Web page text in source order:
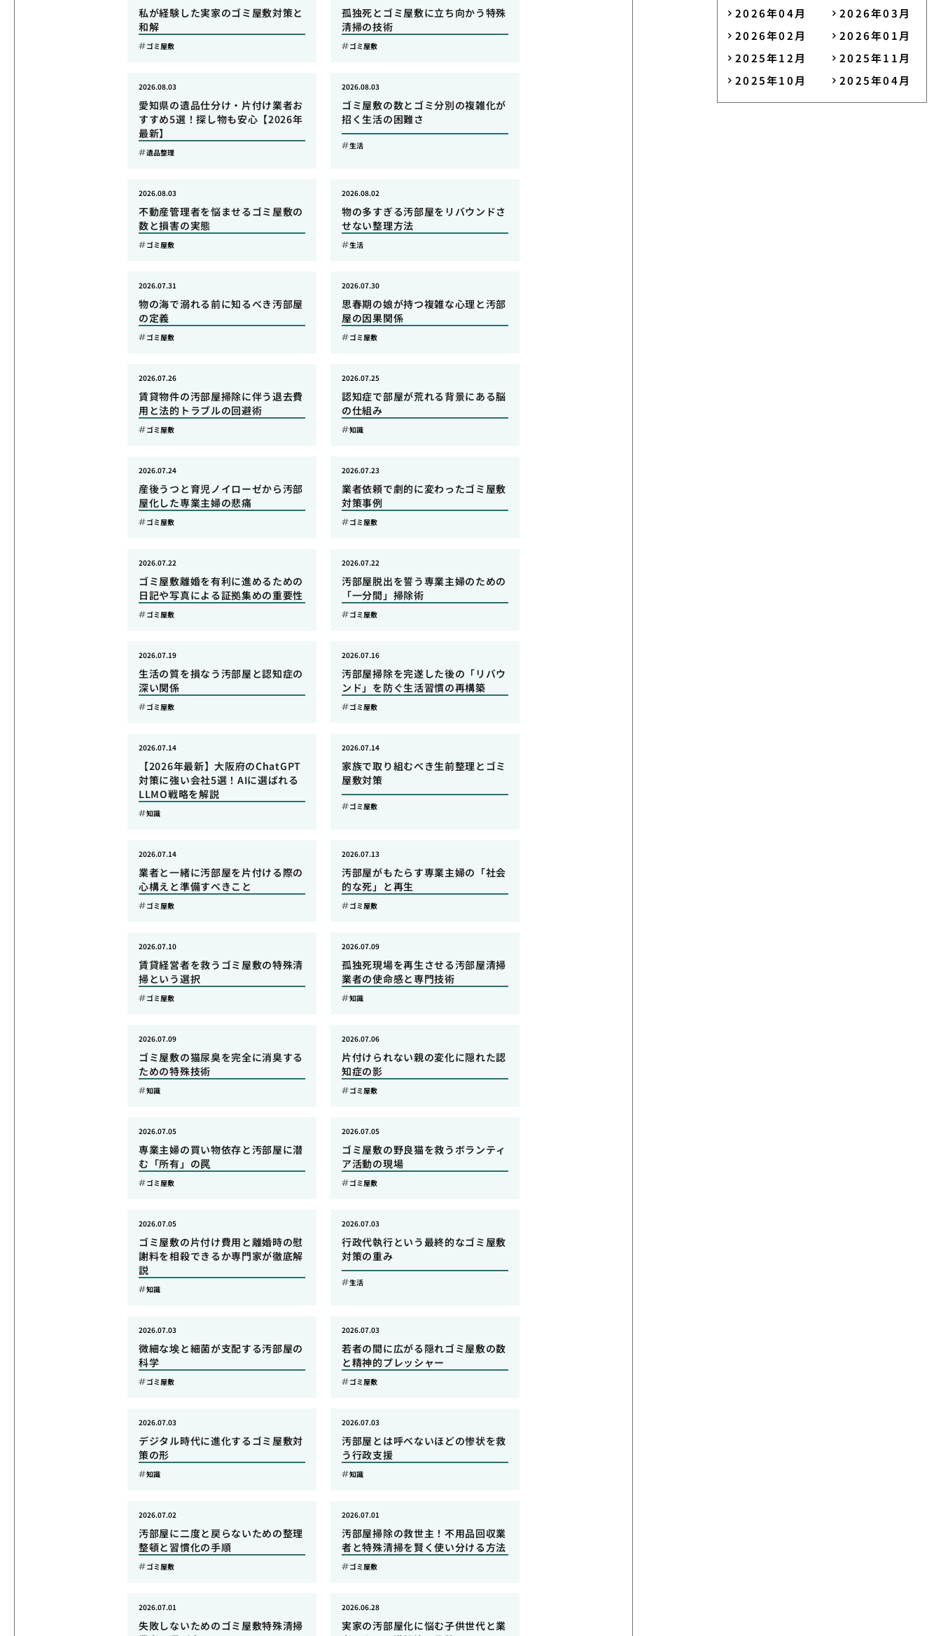
私が経験した実家のゴミ屋敷対策と
和解
ゴミ屋敷
孤独死とゴミ屋敷に立ち向かう特殊
清掃の技術
ゴミ屋敷
愛知県の遺品仕分け・片付け業者お
すすめ5選！探し物も安心【2026年
最新】
2026.08.03
遺品整理
ゴミ屋敷の数とゴミ分別の複雑化が
招く生活の困難さ
2026.08.03
生活
不動産管理者を悩ませるゴミ屋敷の
数と損害の実態
2026.08.03
ゴミ屋敷
物の多すぎる汚部屋をリバウンドさ
せない整理方法
2026.08.02
生活
物の海で溺れる前に知るべき汚部屋
の定義
2026.07.31
ゴミ屋敷
思春期の娘が持つ複雑な心理と汚部
屋の因果関係
2026.07.30
ゴミ屋敷
賃貸物件の汚部屋掃除に伴う退去費
用と法的トラブルの回避術
2026.07.26
ゴミ屋敷
認知症で部屋が荒れる背景にある脳
の仕組み
2026.07.25
知識
産後うつと育児ノイローゼから汚部
屋化した専業主婦の悲痛
2026.07.24
ゴミ屋敷
業者依頼で劇的に変わったゴミ屋敷
対策事例
2026.07.23
ゴミ屋敷
ゴミ屋敷離婚を有利に進めるための
日記や写真による証拠集めの重要性
2026.07.22
ゴミ屋敷
汚部屋脱出を誓う専業主婦のための
「一分間」掃除術
2026.07.22
ゴミ屋敷
生活の質を損なう汚部屋と認知症の
深い関係
2026.07.19
ゴミ屋敷
汚部屋掃除を完遂した後の「リバウ
ンド」を防ぐ生活習慣の再構築
2026.07.16
ゴミ屋敷
【2026年最新】大阪府のChatGPT
対策に強い会社5選！AIに選ばれる
LLMO戦略を解説
2026.07.14
知識
家族で取り組むべき生前整理とゴミ
屋敷対策
2026.07.14
ゴミ屋敷
業者と一緒に汚部屋を片付ける際の
心構えと準備すべきこと
2026.07.14
ゴミ屋敷
汚部屋がもたらす専業主婦の「社会
的な死」と再生
2026.07.13
ゴミ屋敷
賃貸経営者を救うゴミ屋敷の特殊清
掃という選択
2026.07.10
ゴミ屋敷
孤独死現場を再生させる汚部屋清掃
業者の使命感と専門技術
2026.07.09
知識
ゴミ屋敷の猫尿臭を完全に消臭する
ための特殊技術
2026.07.09
知識
片付けられない親の変化に隠れた認
知症の影
2026.07.06
ゴミ屋敷
専業主婦の買い物依存と汚部屋に潜
む「所有」の罠
2026.07.05
ゴミ屋敷
ゴミ屋敷の野良猫を救うボランティ
ア活動の現場
2026.07.05
ゴミ屋敷
ゴミ屋敷の片付け費用と離婚時の慰
謝料を相殺できるか専門家が徹底解
説
2026.07.05
知識
行政代執行という最終的なゴミ屋敷
対策の重み
2026.07.03
生活
微細な埃と細菌が支配する汚部屋の
科学
2026.07.03
ゴミ屋敷
若者の間に広がる隠れゴミ屋敷の数
と精神的プレッシャー
2026.07.03
ゴミ屋敷
デジタル時代に進化するゴミ屋敷対
策の形
2026.07.03
知識
汚部屋とは呼べないほどの惨状を救
う行政支援
2026.07.03
知識
汚部屋に二度と戻らないための整理
整頓と習慣化の手順
2026.07.02
ゴミ屋敷
汚部屋掃除の救世主！不用品回収業
者と特殊清掃を賢く使い分ける方法
2026.07.01
ゴミ屋敷
失敗しないためのゴミ屋敷特殊清掃
2026.07.01
実家の汚部屋化に悩む子供世代と業
2026.06.28
2026年04月
2026年03月
2026年02月
2026年01月
2025年12月
2025年11月
2025年10月
2025年04月